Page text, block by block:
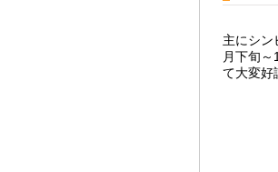
主にシン
月下旬
て大変